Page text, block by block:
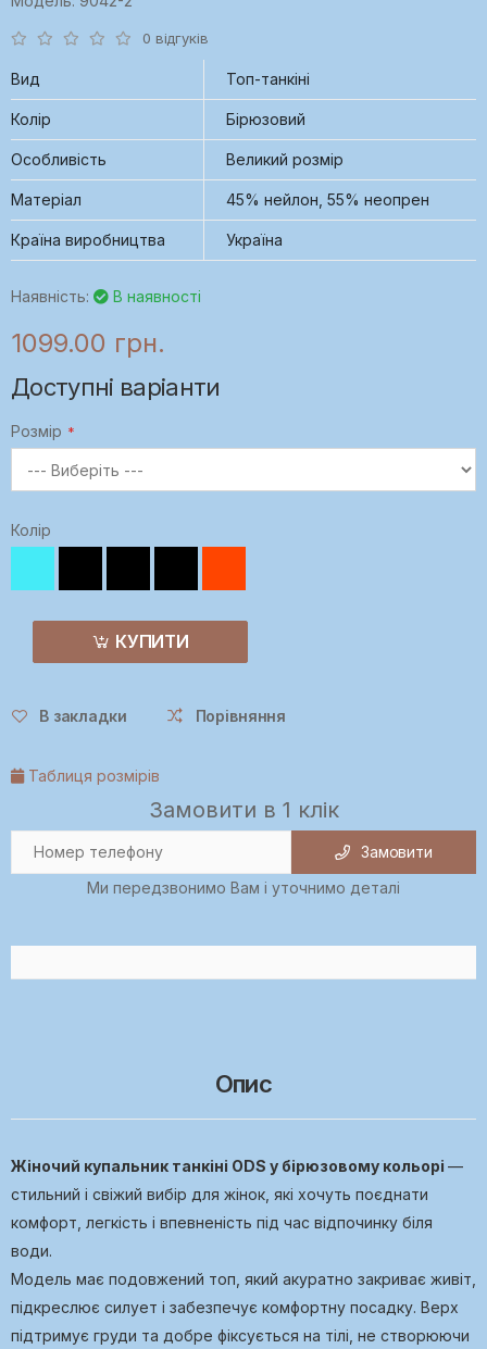
0 відгуків
Вид Топ-танкіні
Колір Бірюзовий
Особливість Великий розмір
Матеріал 45% нейлон, 55% неопрен
Країна виробництва Україна
Наявність: В наявності
1099.00 грн.
Доступні варіанти
Розмір
Колір
КУПИТИ
В закладки Порівняння
Таблиця розмірів
Замовити в 1 клік
Замовити
Ми передзвонимо Вам і уточнимо деталі
Опис
Жіночий купальник танкіні ODS у бірюзовому кольорі —
стильний і свіжий вибір для жінок, які хочуть поєднати
комфорт, легкість і впевненість під час відпочинку біля
води.
Модель має подовжений топ, який акуратно закриває живіт,
підкреслює силует і забезпечує комфортну посадку. Верх
підтримує груди та добре фіксується на тілі, не створюючи